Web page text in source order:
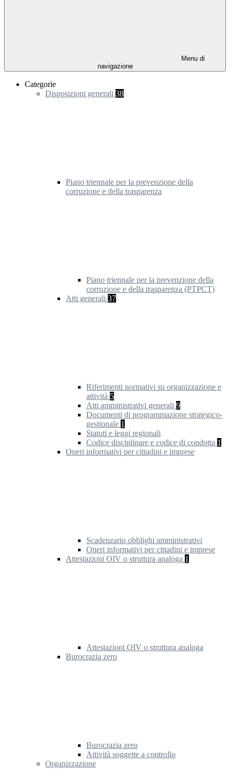
Menu di
navigazione
Categorie
Disposizioni generali 38
Piano triennale per la prevenzione della
corruzione e della trasparenza
Piano triennale per la prevenzione della
corruzione e della trasparenza (PTPCT)
Atti generali 37
Riferimenti normativi su organizzazione e
attività 5
Atti amministrativi generali 9
Documenti di programmazione strategico-
gestionale 1
Statuti e leggi regionali
Codice disciplinare e codice di condotta 1
Oneri informativi per cittadini e imprese
Scadenzario obblighi amministrativi
Oneri informativi per cittadini e imprese
Attestazioni OIV o struttura analoga 1
Attestazioni OIV o struttura analoga
Burocrazia zero
Burocrazia zero
Attività soggette a controllo
Organizzazione